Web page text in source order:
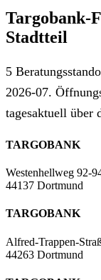
Targobank-
Stadtteil
5
2026-07.
tagesaktuell über
TARGOBANK
Westenhellweg 92-
44137 Dortmund
TARGOBANK
Alfred-Trappen-
44263 Dortmund